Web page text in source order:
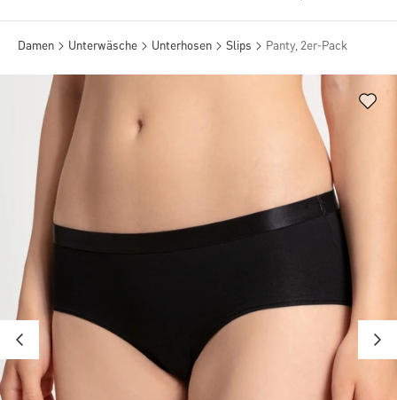
Damen Unterwäsche Unterhosen Slips Panty, 2er-Pack